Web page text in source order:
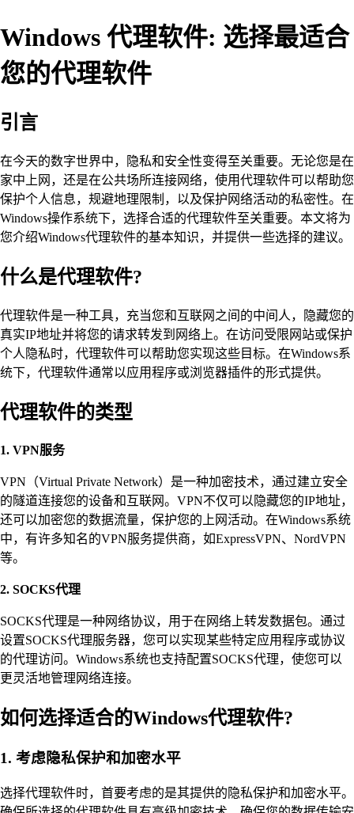
Windows 代理软件: 选择最适合
您的代理软件
引言
在今天的数字世界中，隐私和安全性变得至关重要。无论您是在
家中上网，还是在公共场所连接网络，使用代理软件可以帮助您
保护个人信息，规避地理限制，以及保护网络活动的私密性。在
Windows操作系统下，选择合适的代理软件至关重要。本文将为
您介绍Windows代理软件的基本知识，并提供一些选择的建议。
什么是代理软件?
代理软件是一种工具，充当您和互联网之间的中间人，隐藏您的
真实IP地址并将您的请求转发到网络上。在访问受限网站或保护
个人隐私时，代理软件可以帮助您实现这些目标。在Windows系
统下，代理软件通常以应用程序或浏览器插件的形式提供。
代理软件的类型
1. VPN服务
VPN（Virtual Private Network）是一种加密技术，通过建立安全
的隧道连接您的设备和互联网。VPN不仅可以隐藏您的IP地址，
还可以加密您的数据流量，保护您的上网活动。在Windows系统
中，有许多知名的VPN服务提供商，如ExpressVPN、NordVPN
等。
2. SOCKS代理
SOCKS代理是一种网络协议，用于在网络上转发数据包。通过
设置SOCKS代理服务器，您可以实现某些特定应用程序或协议
的代理访问。Windows系统也支持配置SOCKS代理，使您可以
更灵活地管理网络连接。
如何选择适合的Windows代理软件?
1. 考虑隐私保护和加密水平
选择代理软件时，首要考虑的是其提供的隐私保护和加密水平。